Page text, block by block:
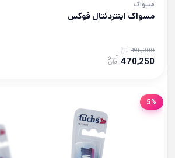
مسواک
مسواک اینتردنتال فوکس
495,000
470,250
5%